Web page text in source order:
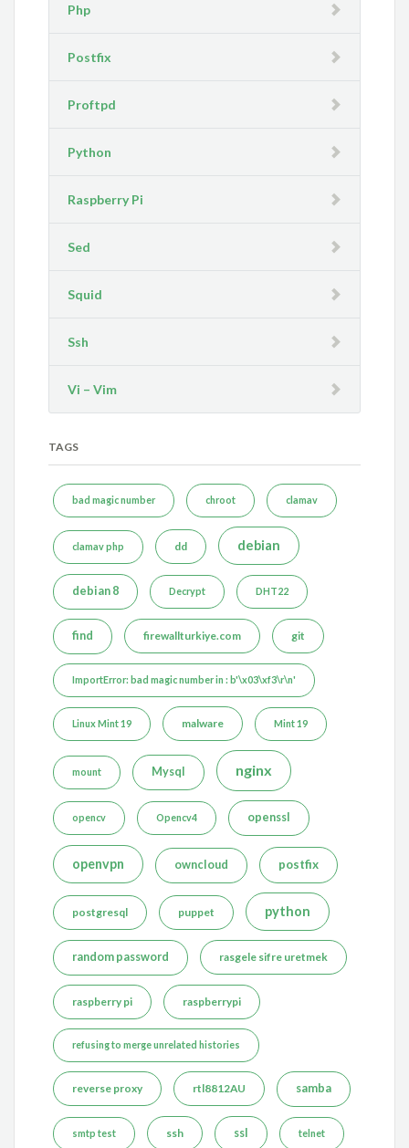
Php
Postfix
Proftpd
Python
Raspberry Pi
Sed
Squid
Ssh
Vi – Vim
TAGS
bad magic number chroot clamav
clamav php dd debian
debian 8 Decrypt DHT22
find firewallturkiye.com git
ImportError: bad magic number in : b'\x03\xf3\r\n'
Linux Mint 19 malware Mint 19
mount Mysql nginx
opencv Opencv4 openssl
openvpn owncloud postfix
postgresql puppet python
random password rasgele sifre uretmek
raspberry pi raspberrypi
refusing to merge unrelated histories
reverse proxy rtl8812AU samba
smtp test ssh ssl telnet